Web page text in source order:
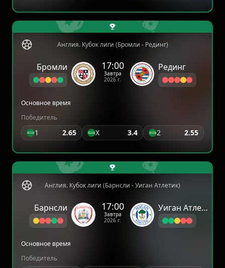
Англия. Кубок лиги (Бромли - Рединг)
Бромли 17:00
Завтра
2026 г.
Рединг
Основное время
Победитель
1 2.65 X 3.4 2 2.55
Англия. Кубок лиги (Барнсли - Уиган Атлетик)
Барнсли 17:00
Завтра
2026 г.
Уиган Атлетик
Основное время
Победитель